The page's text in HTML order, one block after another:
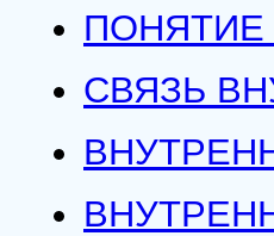
СВЯЗЬ